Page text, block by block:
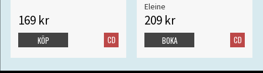
169 kr
CD
KÖP
Eleine
209 kr
CD
BOKA